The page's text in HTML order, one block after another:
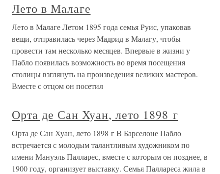
Лето в Малаге
Лето в Малаге Летом 1895 года семья Руис, упаковав
вещи, отправилась через Мадрид в Малагу, чтобы
провести там несколько месяцев. Впервые в жизни у
Пабло появилась возможность во время посещения
столицы взглянуть на произведения великих мастеров.
Вместе с отцом он посетил
Орта де Сан Хуан, лето 1898 г
Орта де Сан Хуан, лето 1898 г В Барселоне Пабло
встречается с молодым талантливым художником по
имени Мануэль Палларес, вместе с которым он позднее, в
1900 году, организует выставку. Семья Паллареса жила в